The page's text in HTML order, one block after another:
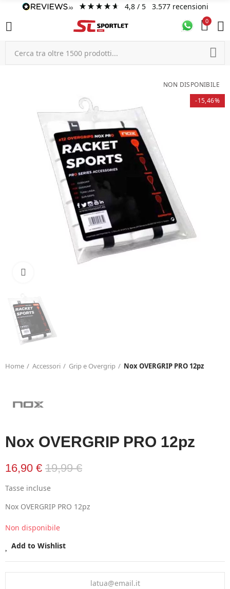
4,8/ 5 3.577 recensioni
0
NON DISPONIBILE
-15,46%
Home Accessori Grip e Overgrip Nox OVERGRIP PRO 12pz
Nox OVERGRIP PRO 12pz
16,90 € 19,99 €
Tasse incluse
Nox OVERGRIP PRO 12pz
Non disponibile
Add to Wishlist